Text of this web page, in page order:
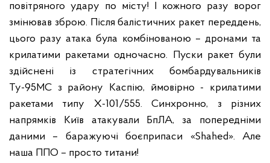
повітряного удару по місту! І кожного разу ворог
змінював зброю. Після балістичних ракет переддень,
цього разу атака була комбінованою – дронами та
крилатими ракетами одночасно. Пуски ракет були
здійснені із стратегічних бомбардувальників
Ту-95МС з району Каспію, ймовірно - крилатими
ракетами типу Х-101/555. Синхронно, з різних
напрямків Київ атакували БпЛА, за попередніми
даними – баражуючі боєприпаси «Shahed». Але
наша ППО – просто титани!